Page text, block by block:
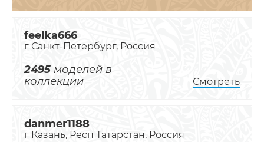
feelka666
г Санкт-Петербург, Россия
2495 моделей в
коллекции
Смотреть
danmer1188
г Казань, Респ Татарстан, Россия